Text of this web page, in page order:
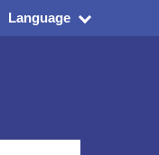
Language